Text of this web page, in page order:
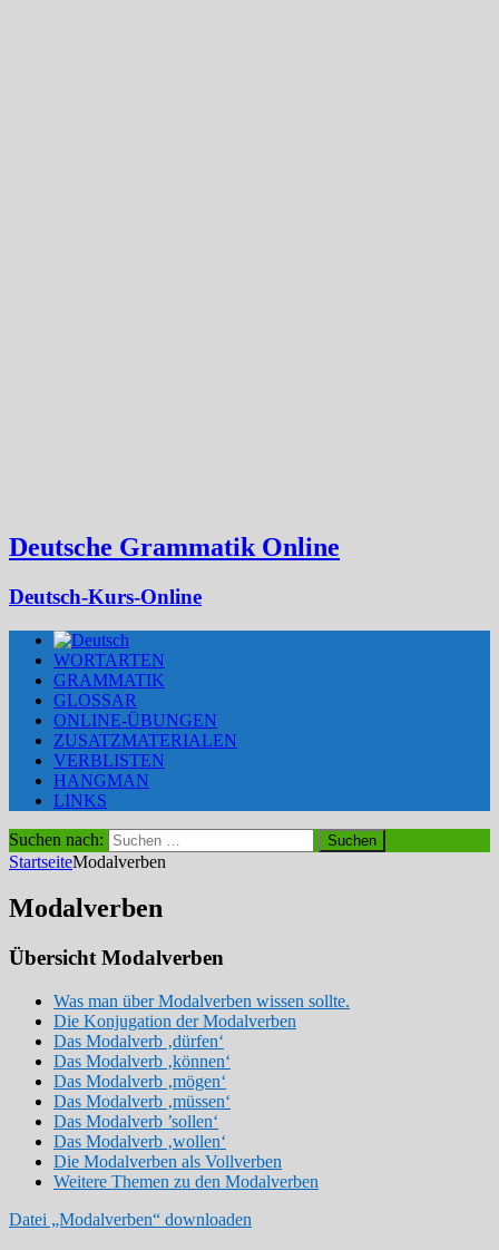
Deutsche Grammatik Online
Deutsch-Kurs-Online
WORTARTEN
GRAMMATIK
GLOSSAR
ONLINE-ÜBUNGEN
ZUSATZMATERIALEN
VERBLISTEN
HANGMAN
LINKS
Suchen nach:
StartseiteModalverben
Modalverben
Übersicht Modalverben
Was man über Modalverben wissen sollte.
Die Konjugation der Modalverben
Das Modalverb ‚dürfen‘
Das Modalverb ‚können‘
Das Modalverb ‚mögen‘
Das Modalverb ‚müssen‘
Das Modalverb ’sollen‘
Das Modalverb ‚wollen‘
Die Modalverben als Vollverben
Weitere Themen zu den Modalverben
Datei „Modalverben“ downloaden